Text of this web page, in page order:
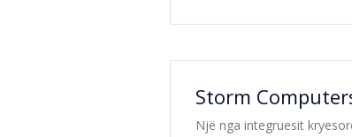
Storm
Një nga integruesit